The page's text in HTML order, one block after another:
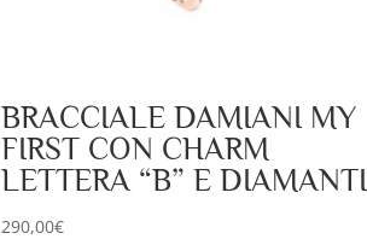
BRACCIALE DAMIANI MY
FIRST CON CHARM
LETTERA “B” E DIAMANTI
290,00€